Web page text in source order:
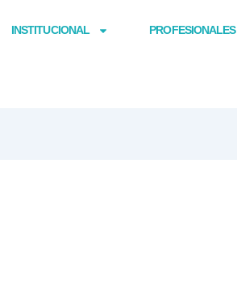
INSTITUCIONAL PROFESIONALES